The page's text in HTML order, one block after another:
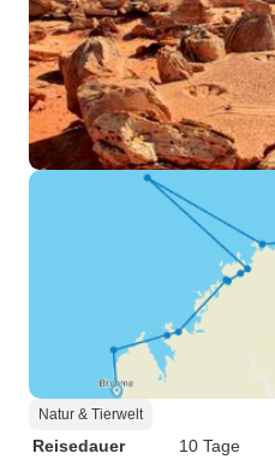
Natur & Tierwelt
Reisedauer
10 Tage